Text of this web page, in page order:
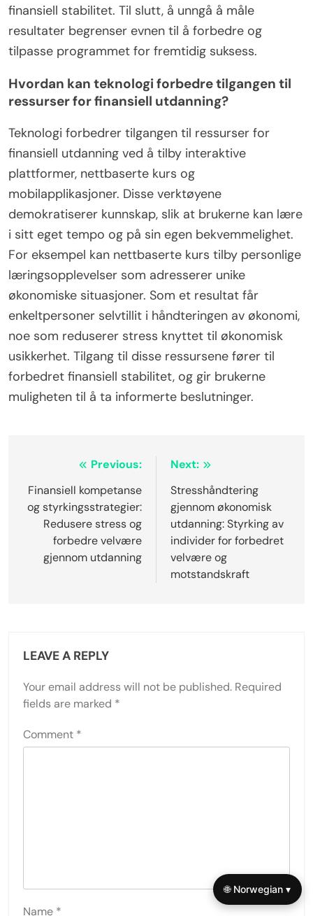
finansiell stabilitet. Til slutt, å unngå å måle
resultater begrenser evnen til å forbedre og
tilpasse programmet for fremtidig suksess.
Hvordan kan teknologi forbedre tilgangen til
ressurser for finansiell utdanning?
Teknologi forbedrer tilgangen til ressurser for
finansiell utdanning ved å tilby interaktive
plattformer, nettbaserte kurs og
mobilapplikasjoner. Disse verktøyene
demokratiserer kunnskap, slik at brukerne kan lære
i sitt eget tempo og på sin egen bekvemmelighet.
For eksempel kan nettbaserte kurs tilby personlige
læringsopplevelser som adresserer unike
økonomiske situasjoner. Som et resultat får
enkeltpersoner selvtillit i håndteringen av økonomi,
noe som reduserer stress knyttet til økonomisk
usikkerhet. Tilgang til disse ressursene fører til
forbedret finansiell stabilitet, og gir brukerne
muligheten til å ta informerte beslutninger.
navigation
Previous:
Finansiell kompetanse
og styrkingsstrategier:
Redusere stress og
forbedre velvære
gjennom utdanning
Next:
Stresshåndtering
gjennom økonomisk
utdanning: Styrking av
individer for forbedret
velvære og
motstandskraft
LEAVE A REPLY
Your email address will not be published. Required
fields are marked *
Comment *
Name *
🌐 Norwegian ▾